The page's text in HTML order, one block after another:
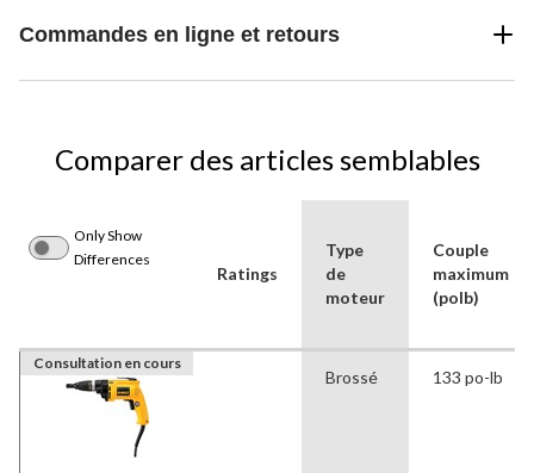
Commandes en ligne et retours
Comparer des articles semblables
Only Show
Differences
Ratings
Type
de
moteur
Couple
maximum
(polb)
Consultation en cours
Brossé 133 po-lb